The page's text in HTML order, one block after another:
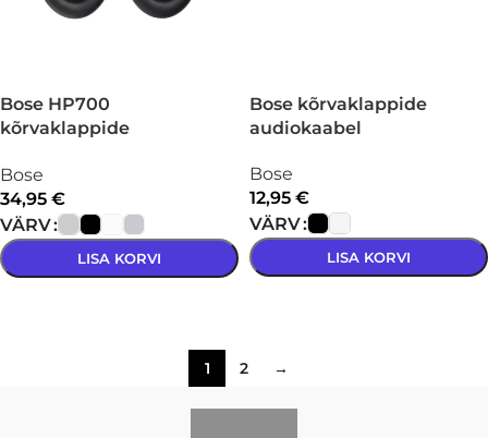
Bose HP700
kõrvaklappide
Bose
34,95 €
VÄRV
LISA KORVI
Bose kõrvaklappide
audiokaabel
Bose
12,95 €
VÄRV
LISA KORVI
1 2 →